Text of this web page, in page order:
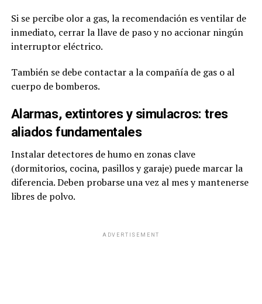
Si se percibe olor a gas, la recomendación es ventilar de
inmediato, cerrar la llave de paso y no accionar ningún
interruptor eléctrico.
También se debe contactar a la compañía de gas o al
cuerpo de bomberos.
Alarmas, extintores y simulacros: tres
aliados fundamentales
Instalar detectores de humo en zonas clave
(dormitorios, cocina, pasillos y garaje) puede marcar la
diferencia. Deben probarse una vez al mes y mantenerse
libres de polvo.
ADVERTISEMENT